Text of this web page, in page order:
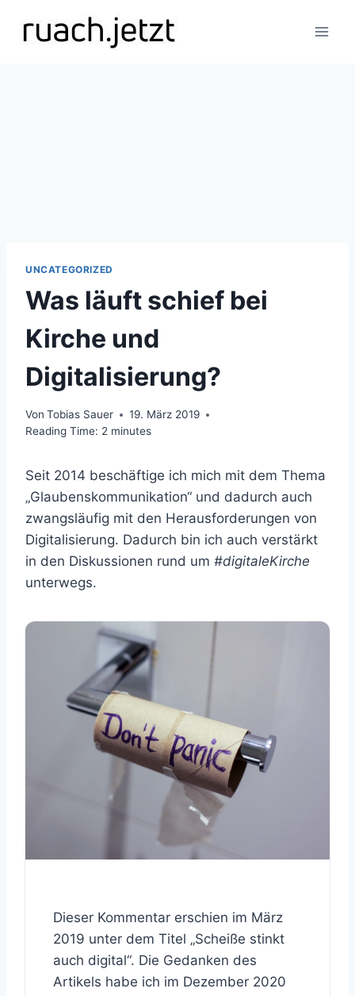
Inhalt
UNCATEGORIZED
Was läuft schief bei
Kirche und
Digitalisierung?
Von Tobias Sauer
19. März 2019
Reading Time: 2 minutes
Seit 2014 beschäftige ich mich mit dem Thema
„Glaubenskommunikation“ und dadurch auch
zwangsläufig mit den Herausforderungen von
Digitalisierung. Dadurch bin ich auch verstärkt
in den Diskussionen rund um #digitaleKirche
unterwegs.
Dieser Kommentar erschien im März
2019 unter dem Titel „Scheiße stinkt
auch digital“. Die Gedanken des
Artikels habe ich im Dezember 2020